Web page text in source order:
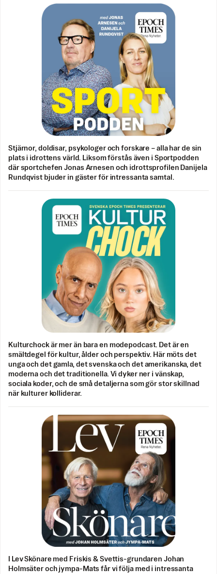
Stjärnor, doldisar, psykologer och forskare – alla har de sin
plats i idrottens värld. Liksom förstås även i Sportpodden
där sportchefen Jonas Arnesen och idrottsprofilen Danijela
Rundqvist bjuder in gäster för intressanta samtal.
Kulturchock är mer än bara en modepodcast. Det är en
smältdegel för kultur, ålder och perspektiv. Här möts det
unga och det gamla, det svenska och det amerikanska, det
moderna och det traditionella. Vi dyker ner i vänskap,
sociala koder, och de små detaljerna som gör stor skillnad
när kulturer kolliderar.
I Lev Skönare med Friskis & Svettis-grundaren Johan
Holmsäter och jympa-Mats får vi följa med i intressanta